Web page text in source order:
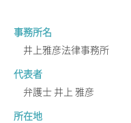
事務所名
井上雅彦法律事務所
代表者
弁護士 井上 雅彦
所在地